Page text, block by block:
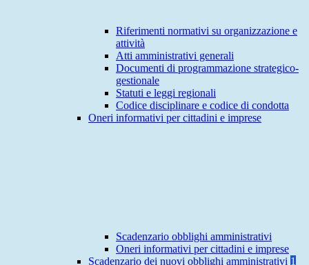
Riferimenti normativi su organizzazione e
attività
Atti amministrativi generali
Documenti di programmazione strategico-
gestionale
Statuti e leggi regionali
Codice disciplinare e codice di condotta
Oneri informativi per cittadini e imprese
Scadenzario obblighi amministrativi
Oneri informativi per cittadini e imprese
Scadenzario dei nuovi obblighi amministrativi 1